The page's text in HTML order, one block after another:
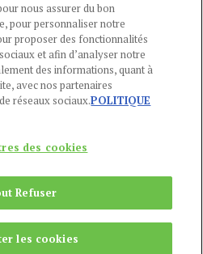
-POLITIQUE DES COOKIES
LÉGALES -AIDE
CONTACT
01 44 59 91 11
9h-13h et 14h-17h
Publications Agora
nous assurer du bon
pour personnaliser notre
proposer des fonctionnalités
et afin d’analyser notre
des informations, quant à
avec nos partenaires
réseaux sociaux.POLITIQUE
des cookies
Refuser
les cookies